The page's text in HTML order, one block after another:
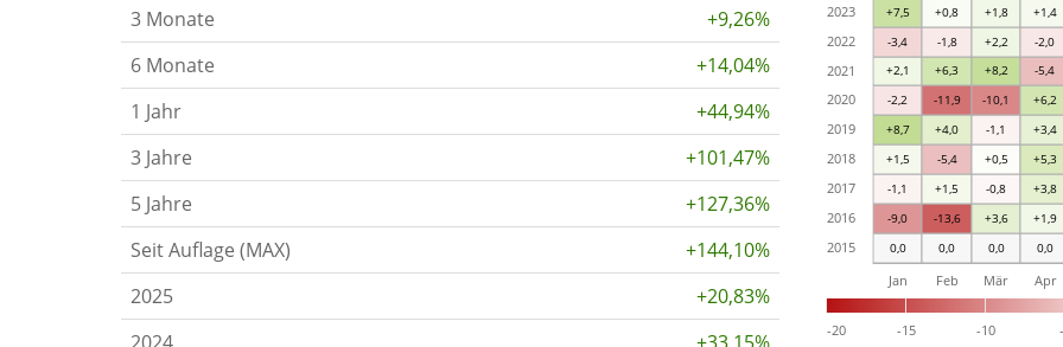
3 Monate
+9,26%
6 Monate
+14,04%
1 Jahr
+44,94%
3 Jahre
+101,47%
5 Jahre
+127,36%
Seit Auflage (MAX)
+144,10%
2025
+20,83%
2024
+33,15%
0,0 0,0 0,0 0,0
-9,0 -13,6 +3,6 +1,9
-1,1 +1,5 -0,8 +3,8
+1,5 -5,4 +0,5 +5,3
+8,7 +4,0 -1,1 +3,4
-2,2 -11,9 -10,1 +6,2
+2,1 +6,3 +8,2 -5,4
-3,4 -1,8 +2,2 -2,0
+7,5 +0,8 +1,8 +1,4
-20 -15 -10
Jan Feb Mär Apr
2015
2016
2017
2018
2019
2020
2021
2022
2023